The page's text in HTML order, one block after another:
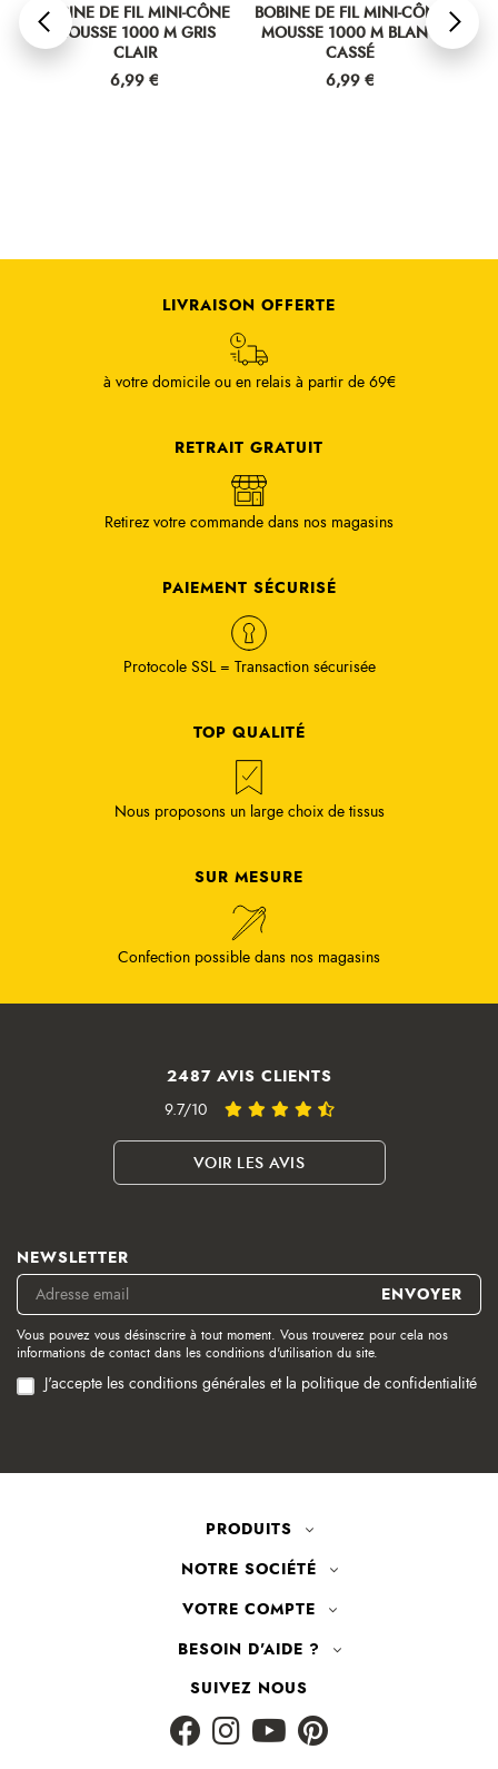
DE FIL MINI-CÔNE
1000 M GRIS
CLAIR
BOBINE DE FIL MINI-CÔNE
MOUSSE 1000 M BLANC
BOBINE DE
MOUSSE
LIVRAISON OFFERTE
à votre domicile ou en relais à partir de 69€
RETRAIT GRATUIT
Retirez votre commande dans nos magasins
PAIEMENT SÉCURISÉ
Protocole SSL = Transaction sécurisée
TOP QUALITÉ
Nous proposons un large choix de tissus
SUR MESURE
Confection possible dans nos magasins
2487 AVIS CLIENTS
9.7/10
VOIR LES AVIS
NEWSLETTER
Vous pouvez vous désinscrire à tout moment. Vous trouverez pour cela nos
informations de contact dans les conditions d'utilisation du site.
J'accepte les conditions générales et la politique de confidentialité
PRODUITS
NOTRE SOCIÉTÉ
VOTRE COMPTE
BESOIN D'AIDE ?
SUIVEZ NOUS